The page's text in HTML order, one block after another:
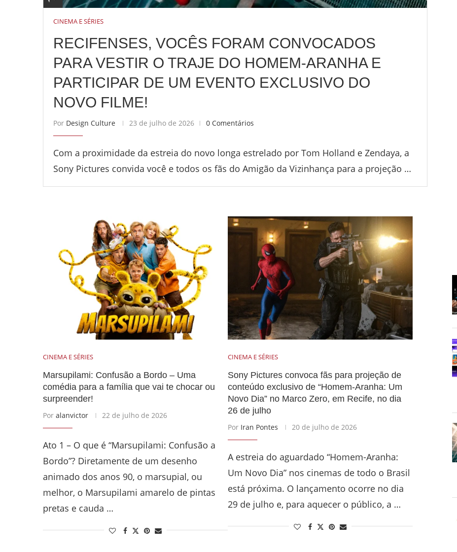
CINEMA E SÉRIES
RECIFENSES, VOCÊS FORAM CONVOCADOS
PARA VESTIR O TRAJE DO HOMEM-ARANHA E
PARTICIPAR DE UM EVENTO EXCLUSIVO DO
NOVO FILME!
Por Design Culture 23 de julho de 2026 0 Comentários
Com a proximidade da estreia do novo longa estrelado por Tom Holland e Zendaya, a
Sony Pictures convida você e todos os fãs do Amigão da Vizinhança para a projeção …
CINEMA E SÉRIES
Marsupilami: Confusão a Bordo – Uma
comédia para a família que vai te chocar ou
surpreender!
Por alanvictor 22 de julho de 2026
Ato 1 – O que é “Marsupilami: Confusão a
Bordo”? Diretamente de um desenho
animado dos anos 90, o marsupial, ou
melhor, o Marsupilami amarelo de pintas
pretas e cauda …
CINEMA E SÉRIES
Sony Pictures convoca fãs para projeção de
conteúdo exclusivo de “Homem-Aranha: Um
Novo Dia” no Marco Zero, em Recife, no dia
26 de julho
Por Iran Pontes 20 de julho de 2026
A estreia do aguardado “Homem-Aranha:
Um Novo Dia” nos cinemas de todo o Brasil
está próxima. O lançamento ocorre no dia
29 de julho e, para aquecer o público, a …